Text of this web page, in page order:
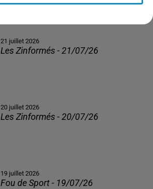
21 juillet 2026
Les Zinformés - 21/07/26
20 juillet 2026
Les Zinformés - 20/07/26
19 juillet 2026
Fou de Sport - 19/07/26